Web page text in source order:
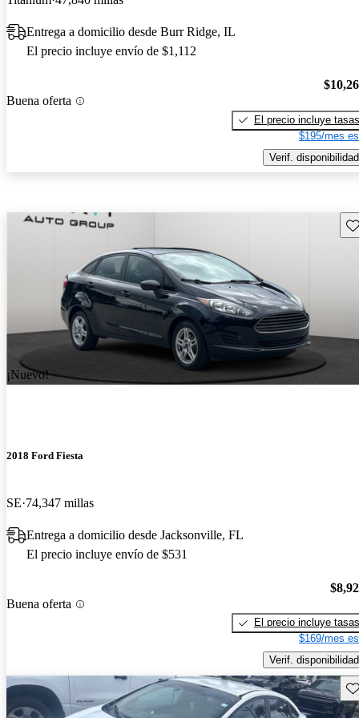
Entrega a domicilio desde Burr Ridge, IL
El precio incluye envío de $1,112
Buena oferta
El precio incluye tasas
$195/mes
Verif. disponibilidad
¡Nuevo!
2018 Ford Fiesta
SE 74,347 millas
Entrega a domicilio desde Jacksonville, FL
El precio incluye envío de $531
Buena oferta
El precio incluye tasas
$169/mes
Verif. disponibilidad